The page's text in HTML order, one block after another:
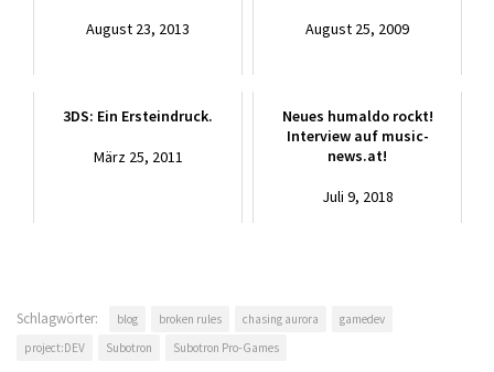
August 23, 2013 August 25, 2009
3DS: Ein Ersteindruck.
März 25, 2011
Neues humaldo rockt!
Interview auf music-
news.at!
Juli 9, 2018
Schlagwörter: blog broken rules chasing aurora
gamedev
project:DEV
Subotron Subotron Pro-Games